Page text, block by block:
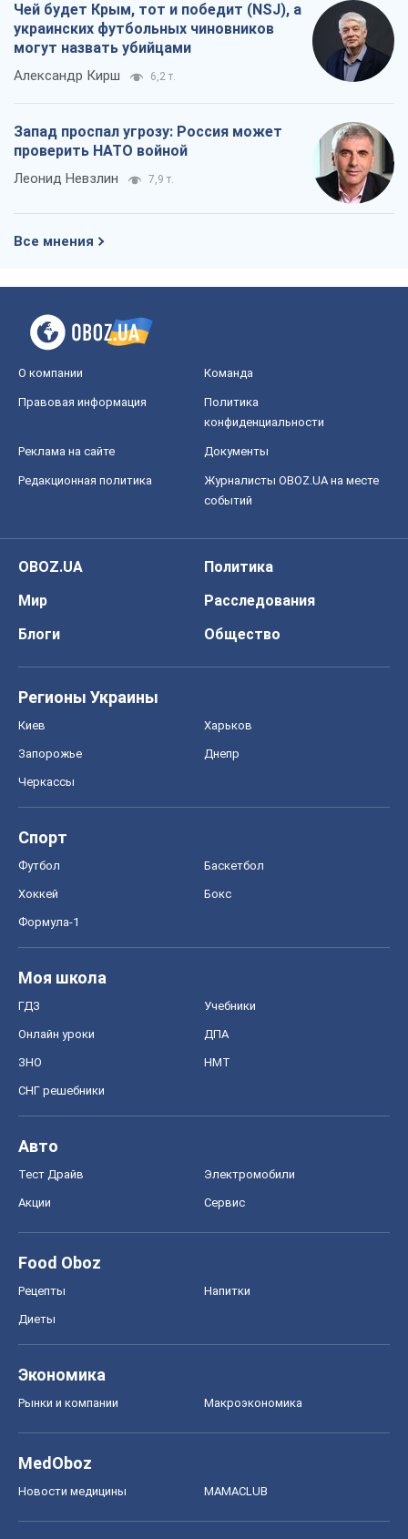
Чей будет Крым, тот и победит (NSJ), а
украинских футбольных чиновников
могут назвать убийцами
Александр Кирш 6,2 т.
Запад проспал угрозу: Россия может
проверить НАТО войной
Леонид Невзлин 7,9 т.
Все мнения
О компании Команда
Правовая информация
Политика
конфиденциальности
Реклама на сайте Документы
Редакционная политика
Журналисты OBOZ.UA на месте
событий
OBOZ.UA
Политика
Мир
Расследования
Блоги
Общество
Регионы Украины
Киев Харьков
Запорожье Днепр
Черкассы
Спорт
Футбол Баскетбол
Хоккей Бокс
Формула-1
Моя школа
ГДЗ Учебники
Онлайн уроки ДПА
ЗНО НМТ
СНГ решебники
Авто
Тест Драйв Электромобили
Акции Сервис
Food Oboz
Рецепты Напитки
Диеты
Экономика
Рынки и компании Mакроэкономика
MedOboz
Новости медицины MAMACLUB